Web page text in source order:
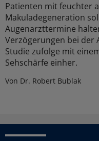
Patienten mit feuchter
Makuladegeneration
Augenarzttermine
Verzögerungen bei der
Studie zufolge mit
Sehschärfe einher.
Von Dr. Robert Bublak